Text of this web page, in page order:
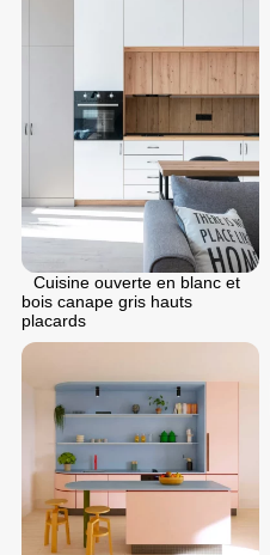
Cuisine ouverte en blanc et
bois canape gris hauts
placards